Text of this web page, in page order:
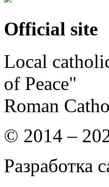
Official site
Local
of Peace"
Roman
© 2014 –
Разработка